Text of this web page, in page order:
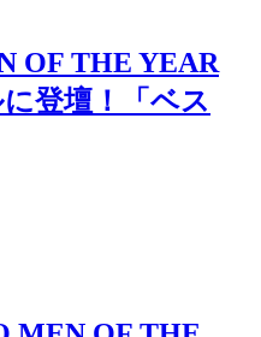
OF THE YEAR
登壇！「ベス